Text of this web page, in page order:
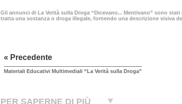
Gli annunci di La Verità sulla Droga “Dicevano... Mentivano” sono
tratta una sostanza o droga illegale, fornendo una descrizione visiva
« Precedente
Materiali Educativi Multimediali “La Verità sulla Droga”
PER SAPERNE DI PIÙ